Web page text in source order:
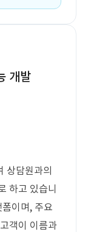
개발
상담원과의
하고 있습니
이며, 주요
객이 이름과